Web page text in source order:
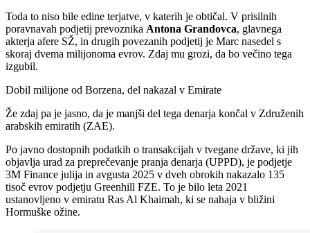
Toda to niso bile edine terjatve, v katerih je obtičal. V prisilnih
poravnavah podjetij prevoznika Antona Grandovca, glavnega
akterja afere SŽ, in drugih povezanih podjetij je Marc nasedel s
skoraj dvema milijonoma evrov. Zdaj mu grozi, da bo večino tega
izgubil.
Dobil milijone od Borzena, del nakazal v Emirate
Že zdaj pa je jasno, da je manjši del tega denarja končal v Združenih
arabskih emiratih (ZAE).
Po javno dostopnih podatkih o transakcijah v tvegane države, ki jih
objavlja urad za preprečevanje pranja denarja (UPPD), je podjetje
3M Finance julija in avgusta 2025 v dveh obrokih nakazalo 135
tisoč evrov podjetju Greenhill FZE. To je bilo leta 2021
ustanovljeno v emiratu Ras Al Khaimah, ki se nahaja v bližini
Hormuške ožine.